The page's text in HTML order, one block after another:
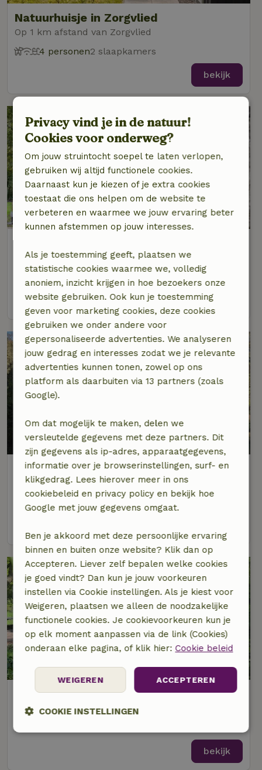
Natuurhuisje in Zorgvlied
Op 1 km afstand van Zorgvlied
4 personen2 slaapkamers
bekijk
Op 1 km afstand van Zorgvlied
8,3/10
6 personen 3 slaapkamers
bekijk
Natuurhuisje in Zorgvlied
Op 1 km afstand van Zorgvlied
8,7/10
5 personen 3 slaapkamers
Natuurhuisje in Zorgvlied
Op 1 km afstand van Zorgvlied
bekijk
Privacy vind je in de natuur!
Cookies voor onderweg?
Om jouw struintocht soepel te laten verlopen,
gebruiken wij altijd functionele cookies.
Daarnaast kun je kiezen of je extra cookies
toestaat die ons helpen om de website te
verbeteren en waarmee we jouw ervaring beter
kunnen afstemmen op jouw interesses.
Als je toestemming geeft, plaatsen we
statistische cookies waarmee we, volledig
anoniem, inzicht krijgen in hoe bezoekers onze
website gebruiken. Ook kun je toestemming
geven voor marketing cookies, deze cookies
gebruiken we onder andere voor
gepersonaliseerde advertenties. We analyseren
jouw gedrag en interesses zodat we je relevante
advertenties kunnen tonen, zowel op ons
platform als daarbuiten via 13 partners (zoals
Google).
Om dat mogelijk te maken, delen we
versleutelde gegevens met deze partners. Dit
zijn gegevens als ip-adres, apparaatgegevens,
informatie over je browserinstellingen, surf- en
klikgedrag. Lees hierover meer in ons
cookiebeleid en privacy policy en bekijk hoe
Google met jouw gegevens omgaat.
Ben je akkoord met deze persoonlijke ervaring
binnen en buiten onze website? Klik dan op
Accepteren. Liever zelf bepalen welke cookies
je goed vindt? Dan kun je jouw voorkeuren
instellen via Cookie instellingen. Als je kiest voor
Weigeren, plaatsen we alleen de noodzakelijke
functionele cookies. Je cookievoorkeuren kun je
op elk moment aanpassen via de link (Cookies)
onderaan elke pagina, of klik hier: Cookie beleid
ACCEPTEREN
WEIGEREN
COOKIE INSTELLINGEN
Strikt
Prestatie Targeting